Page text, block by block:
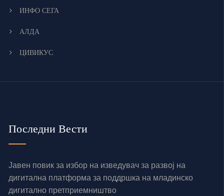
ИНФО СЕГА
АЛДА
ЦИВИКУС
Последни Вести
Јавен повик за избор на изведувач за развој на
дигитална платформа за поддршка на младинско
дигитално претприемништво